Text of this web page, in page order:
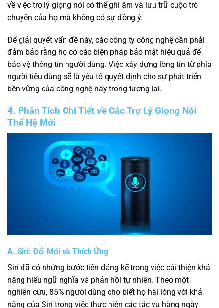
về việc trợ lý giọng nói có thể ghi âm và lưu trữ cuộc trò
chuyện của họ mà không có sự đồng ý.
Để giải quyết vấn đề này, các công ty công nghệ cần phải
đảm bảo rằng họ có các biện pháp bảo mật hiệu quả để
bảo vệ thông tin người dùng. Việc xây dựng lòng tin từ phía
người tiêu dùng sẽ là yếu tố quyết định cho sự phát triển
bền vững của công nghệ này trong tương lai.
4. Phân Tích Chi Tiết về Các Trợ Lý Giọng Nói
Thế Hệ Mới
A. Siri: Đổi Mới và Thích Ứng
Siri đã có những bước tiến đáng kể trong việc cải thiện khả
năng hiểu ngữ nghĩa và phản hồi tự nhiên. Theo một
nghiên cứu, 85% người dùng cho biết họ hài lòng với khả
năng của Siri trong việc thực hiện các tác vụ hàng ngày